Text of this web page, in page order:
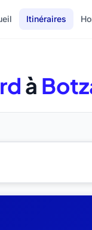
Itinéraires
à